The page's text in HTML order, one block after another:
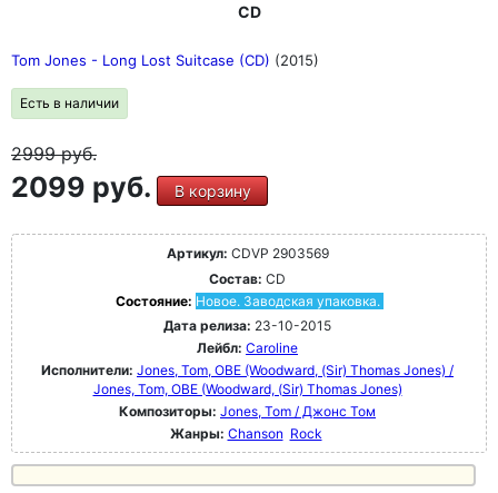
CD
Tom Jones - Long Lost Suitcase (CD) (2015)
Есть в наличии
2999руб.
2099 руб. В корзину
Артикул: CDVP 2903569
Состав: CD
Состояние: Новое. Заводская упаковка.
Дата релиза: 23-10-2015
Лейбл: Caroline
Исполнители: Jones, Tom, OBE (Woodward, (Sir) Thomas Jones) /
Jones, Tom, OBE (Woodward, (Sir) Thomas Jones)
Композиторы: Jones, Tom / Джонс Том
Жанры: Chanson Rock